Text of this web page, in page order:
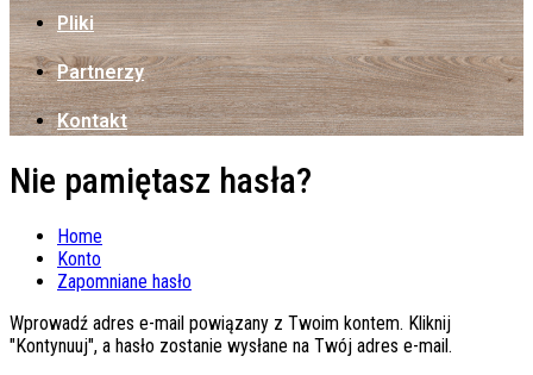
Pliki
Partnerzy
Kontakt
Nie pamiętasz hasła?
Home
Konto
Zapomniane hasło
Wprowadź adres e-mail powiązany z Twoim kontem. Kliknij
"Kontynuuj", a hasło zostanie wysłane na Twój adres e-mail.